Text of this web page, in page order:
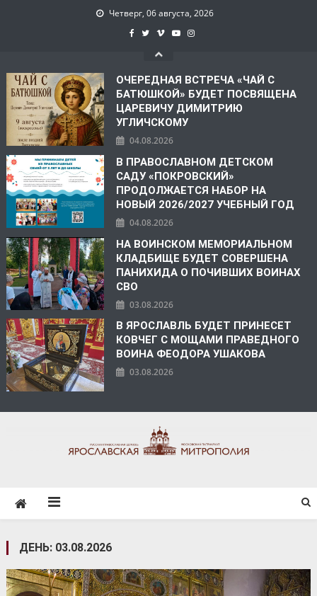
Четверг, 06 августа, 2026
ОЧЕРЕДНАЯ ВСТРЕЧА «ЧАЙ С
БАТЮШКОЙ» БУДЕТ ПОСВЯЩЕНА
ЦАРЕВИЧУ ДИМИТРИЮ
УГЛИЧСКОМУ
04.08.2026
В ПРАВОСЛАВНОМ ДЕТСКОМ
САДУ «ПОКРОВСКИЙ»
ПРОДОЛЖАЕТСЯ НАБОР НА
НОВЫЙ 2026/2027 УЧЕБНЫЙ ГОД
04.08.2026
НА ВОИНСКОМ МЕМОРИАЛЬНОМ
КЛАДБИЩЕ БУДЕТ СОВЕРШЕНА
ПАНИХИДА О ПОЧИВШИХ ВОИНАХ
СВО
03.08.2026
В ЯРОСЛАВЛЬ БУДЕТ ПРИНЕСЕТ
КОВЧЕГ С МОЩАМИ ПРАВЕДНОГО
ВОИНА ФЕОДОРА УШАКОВА
03.08.2026
ДЕНЬ: 03.08.2026